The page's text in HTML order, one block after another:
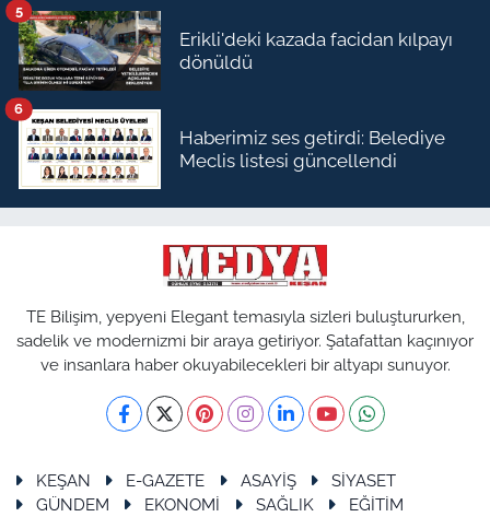
Erikli'deki kazada facidan kılpayı
dönüldü
5
Haberimiz ses getirdi: Belediye
Meclis listesi güncellendi
6
TE Bilişim, yepyeni Elegant temasıyla sizleri buluştururken,
sadelik ve modernizmi bir araya getiriyor. Şatafattan kaçınıyor
ve insanlara haber okuyabilecekleri bir altyapı sunuyor.
KEŞAN E-GAZETE ASAYİŞ
SİYASET
GÜNDEM
EKONOMİ SAĞLIK EĞİTİM